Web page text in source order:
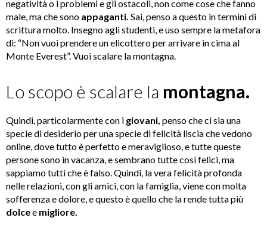
negatività o i problemi e gli ostacoli, non come cose che fanno
male, ma che sono appaganti. Sai, penso a questo in termini di
scrittura molto. Insegno agli studenti, e uso sempre la metafora
di: “Non vuoi prendere un elicottero per arrivare in cima al
Monte Everest”. Vuoi scalare la montagna.
Lo scopo è scalare la montagna.
Quindi, particolarmente con i giovani, penso che ci sia una
specie di desiderio per una specie di felicità liscia che vedono
online, dove tutto è perfetto e meraviglioso, e tutte queste
persone sono in vacanza, e sembrano tutte così felici, ma
sappiamo tutti che è falso. Quindi, la vera felicità profonda
nelle relazioni, con gli amici, con la famiglia, viene con molta
sofferenza e dolore, e questo è quello che la rende tutta più
dolcee migliore.